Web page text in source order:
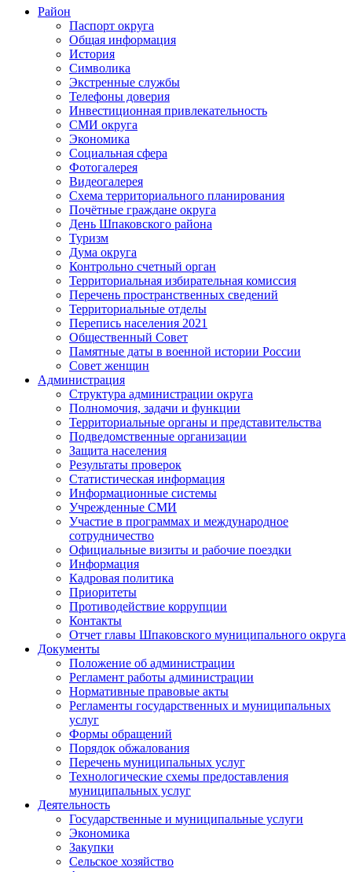
Район
Паспорт округа
Общая информация
История
Символика
Экстренные службы
Телефоны доверия
Инвестиционная привлекательность
СМИ округа
Экономика
Социальная сфера
Фотогалерея
Видеогалерея
Схема территориального планирования
Почётные граждане округа
День Шпаковского района
Туризм
Дума округа
Контрольно счетный орган
Территориальная избирательная комиссия
Перечень пространственных сведений
Территориальные отделы
Перепись населения 2021
Общественный Совет
Памятные даты в военной истории России
Совет женщин
Администрация
Структура администрации округа
Полномочия, задачи и функции
Территориальные органы и представительства
Подведомственные организации
Защита населения
Результаты проверок
Статистическая информация
Информационные системы
Учрежденные СМИ
Участие в программах и международное
сотрудничество
Официальные визиты и рабочие поездки
Информация
Кадровая политика
Приоритеты
Противодействие коррупции
Контакты
Отчет главы Шпаковского муниципального округа
Документы
Положение об администрации
Регламент работы администрации
Нормативные правовые акты
Регламенты государственных и муниципальных
услуг
Формы обращений
Порядок обжалования
Перечень муниципальных услуг
Технологические схемы предоставления
муниципальных услуг
Деятельность
Государственные и муниципальные услуги
Экономика
Закупки
Сельское хозяйство